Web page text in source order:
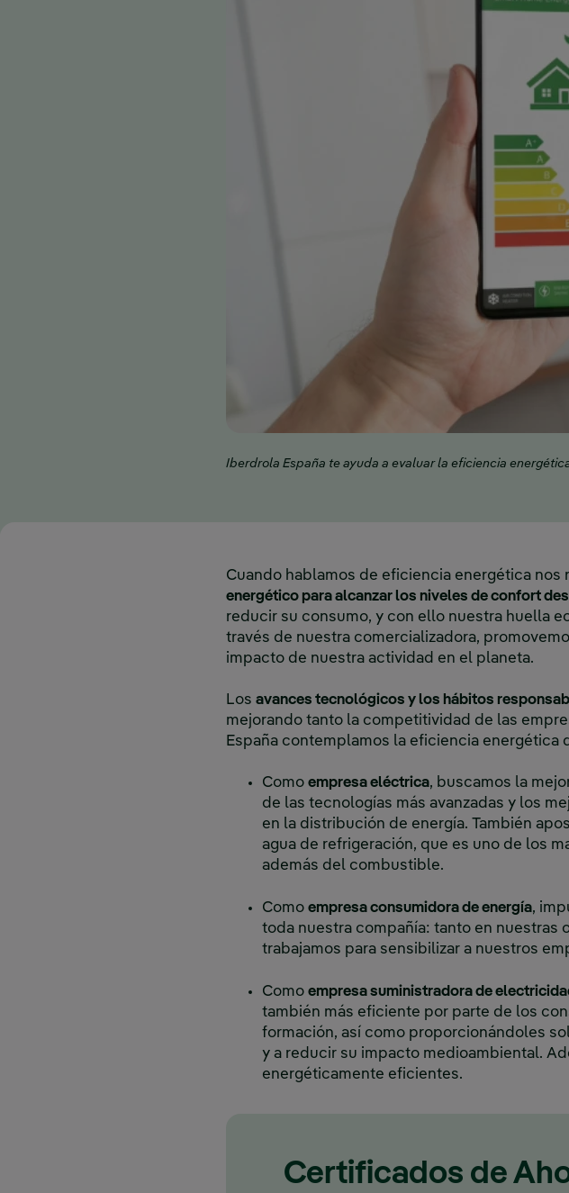
Iberdrola España te ayuda a evaluar la eficiencia
Cuando hablamos de eficiencia energética nos
energético para alcanzar los niveles de confort
reducir su consumo, y con ello nuestra huella
través de nuestra comercializadora,
impacto de nuestra actividad en el planeta.
Los avances tecnológicos y los hábitos
mejorando tanto la competitividad de las
España contemplamos la eficiencia energética
Como empresa eléctrica, buscamos la
de las tecnologías más avanzadas y los
en la distribución de energía. También
agua de refrigeración, que es uno de los
además del combustible.
Como empresa consumidora de energía,
toda nuestra compañía: tanto en nuestras
trabajamos para sensibilizar a nuestros
Como empresa suministradora de
también más eficiente por parte de los
formación, así como proporcionándoles
y a reducir su impacto medioambiental.
energéticamente eficientes.
Certificados de